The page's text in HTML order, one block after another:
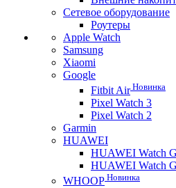
Сетевое оборудование
Роутеры
Apple Watch
Samsung
Xiaomi
Google
Fitbit AirНовинка
Pixel Watch 3
Pixel Watch 2
Garmin
HUAWEI
HUAWEI Watch
HUAWEI Watch
WHOOP Новинка